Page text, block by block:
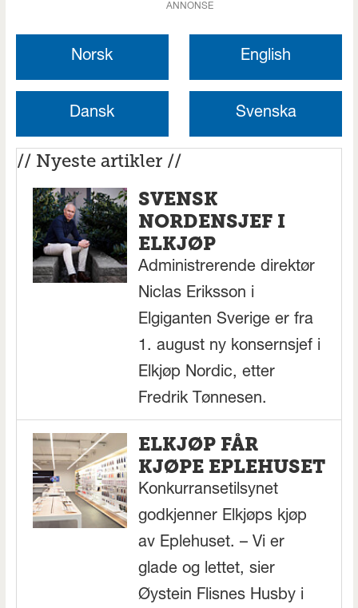
ANNONSE
Norsk English
Dansk Svenska
// Nyeste artikler //
SVENSK
NORDENSJEF I
ELKJØP
Administrerende direktør
Niclas Eriksson i
Elgiganten Sverige er fra
1. august ny konsernsjef i
Elkjøp Nordic, etter
Fredrik Tønnesen.
ELKJØP FÅR
KJØPE EPLEHUSET
Konkurransetilsynet
godkjenner Elkjøps kjøp
av Eplehuset. – Vi er
glade og lettet, sier
Øystein Flisnes Husby i